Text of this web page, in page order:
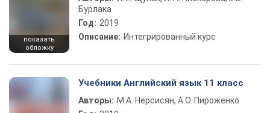
показать
обложку
Бурлака
Год: 2019
Описание: Интегрированный курс
Учебники Английский язык 11 класс
Авторы: М.А. Нерсисян, А.О. Пироженко